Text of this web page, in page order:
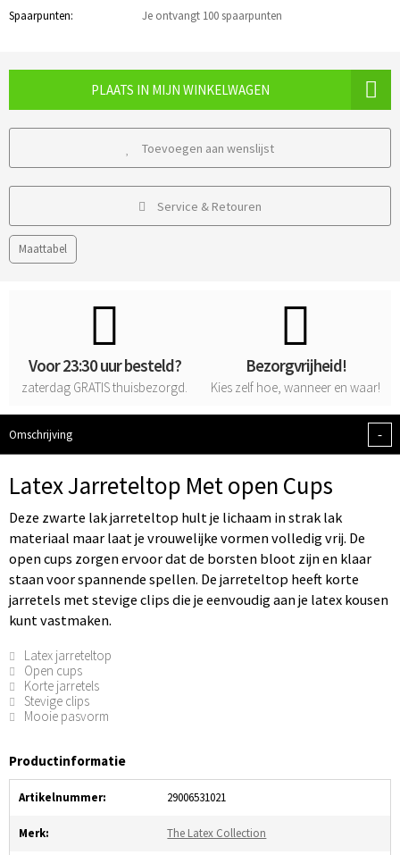
Spaarpunten: Je ontvangt 100 spaarpunten
PLAATS IN MIJN WINKELWAGEN
Toevoegen aan wenslijst
Service & Retouren
Maattabel
Voor 23:30 uur besteld?
zaterdag GRATISthuisbezorgd.
Bezorgvrijheid!
Kies zelf hoe, wanneer en waar!
Omschrijving -
Latex Jarreteltop Met open Cups
Deze zwarte lak jarreteltop hult je lichaam in strak lak
materiaal maar laat je vrouwelijke vormen volledig vrij. De
open cups zorgen ervoor dat de borsten bloot zijn en klaar
staan voor spannende spellen. De jarreteltop heeft korte
jarretels met stevige clips die je eenvoudig aan je latex kousen
kunt vastmaken.
Latex jarreteltop
Open cups
Korte jarretels
Stevige clips
Mooie pasvorm
Productinformatie
Artikelnummer: 29006531021
Merk: The Latex Collection